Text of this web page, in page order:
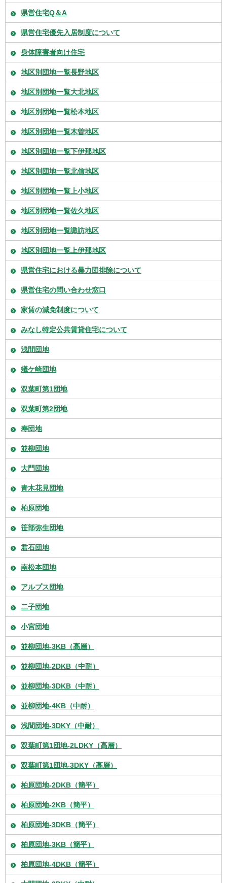
県営住宅Q＆A
県営住宅優先入居制度について
身体障害者向け住宅
地区別団地一覧長野地区
地区別団地一覧大北地区
地区別団地一覧松本地区
地区別団地一覧木曽地区
地区別団地一覧下伊那地区
地区別団地一覧北信地区
地区別団地一覧上小地区
地区別団地一覧佐久地区
地区別団地一覧諏訪地区
地区別団地一覧上伊那地区
県営住宅における暴力団排除について
県営住宅の問い合わせ窓口
家賃の減免制度について
みなし特定公共賃貸住宅について
浅間団地
蟻ケ崎団地
双葉町第1団地
双葉町第2団地
寿団地
並柳団地
大門団地
青木花見団地
柏原団地
笹部弥生団地
君石団地
南松本団地
アルプス団地
二子団地
小宮団地
並柳団地-3KB（高層）
並柳団地-2DKB（中耐）
並柳団地-3DKB（中耐）
並柳団地-4KB（中耐）
浅間団地-3DKY（中耐）
双葉町第1団地-2LDKY（高層）
双葉町第1団地-3DKY（高層）
柏原団地-2DKB（簡平）
柏原団地-2KB（簡平）
柏原団地-3DKB（簡平）
柏原団地-3KB（簡平）
柏原団地-4DKB（簡平）